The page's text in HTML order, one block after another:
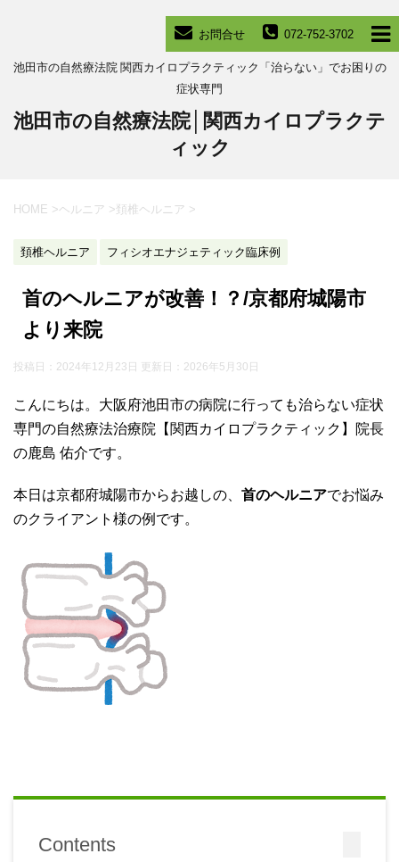
072-752-3702
お問合せ
池田市の自然療法院 関西カイロプラクティック「治らない」でお困りの
症状専門
池田市の自然療法院│関西カイロプラクテ
ィック
HOME >ヘルニア > 頚椎ヘルニア >
頚椎ヘルニア フィシオエナジェティック臨床例
首のヘルニアが改善！？/京都府城陽市
より来院
投稿日：2024年12月23日 更新日： 2026年5月30日
こんにちは。大阪府池田市の病院に行っても治らない症状
専門の自然療法治療院【関西カイロプラクティック】院長
の鹿島 佑介です。
本日は京都府城陽市からお越しの、 首のヘルニアでお悩み
のクライアント様の例です。
Contents